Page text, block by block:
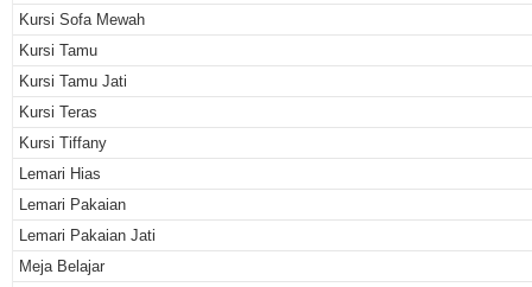
Kursi Sofa Mewah
Kursi Tamu
Kursi Tamu Jati
Kursi Teras
Kursi Tiffany
Lemari Hias
Lemari Pakaian
Lemari Pakaian Jati
Meja Belajar